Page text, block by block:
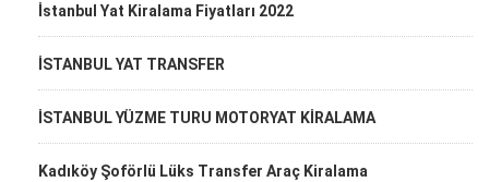
İstanbul Yat Kiralama Fiyatları 2022
İSTANBUL YAT TRANSFER
İSTANBUL YÜZME TURU MOTORYAT KİRALAMA
Kadıköy Şoförlü Lüks Transfer Araç Kiralama